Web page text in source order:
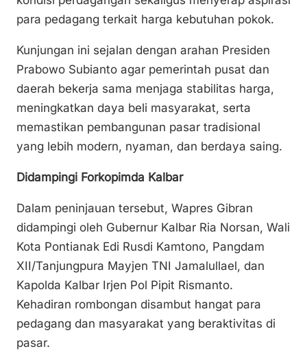
para pedagang terkait harga kebutuhan pokok.
Kunjungan ini sejalan dengan arahan Presiden
Prabowo Subianto agar pemerintah pusat dan
daerah bekerja sama menjaga stabilitas harga,
meningkatkan daya beli masyarakat, serta
memastikan pembangunan pasar tradisional
yang lebih modern, nyaman, dan berdaya saing.
Didampingi Forkopimda Kalbar
Dalam peninjauan tersebut, Wapres Gibran
didampingi oleh Gubernur Kalbar Ria Norsan, Wali
Kota Pontianak Edi Rusdi Kamtono, Pangdam
XII/Tanjungpura Mayjen TNI Jamalullael, dan
Kapolda Kalbar Irjen Pol Pipit Rismanto.
Kehadiran rombongan disambut hangat para
pedagang dan masyarakat yang beraktivitas di
pasar.